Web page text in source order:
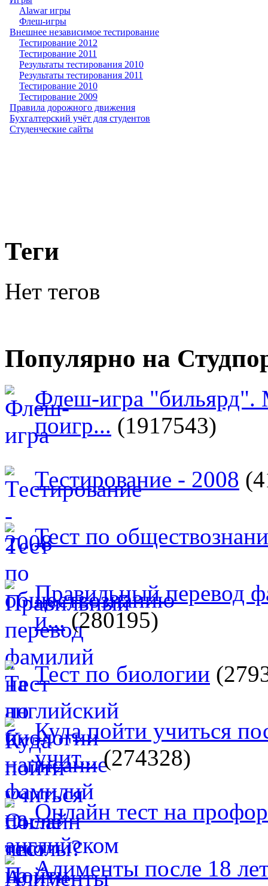
Alawar игры
Флеш-игры
Внешнее независимое тестирование
Тестирование 2012
Тестирование 2011
Результаты тестирования 2010
Результаты тестирования 2011
Тестирование 2010
Тестирование 2009
Правила дорожного движения
Бухгалтерский учёт для студентов
Студенческие сайты
Теги
Нет тегов
Популярно на
Флеш-игра "бильярд".
поигр... (1917543)
Тестирование - 2008
Тест по
Правильный перевод
и...(280195)
Тест по биологии
Куда пойти учиться
учит...(274328)
Онлайн тест на
Алименты после 18